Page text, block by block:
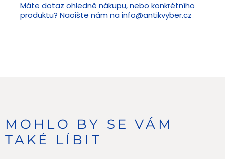
Máte dotaz ohledně nákupu, nebo konkrétního
produktu? Naoište nám nainfo@antikvyber.cz
MOHLO BY SE VÁM
TAKÉ LÍBIT